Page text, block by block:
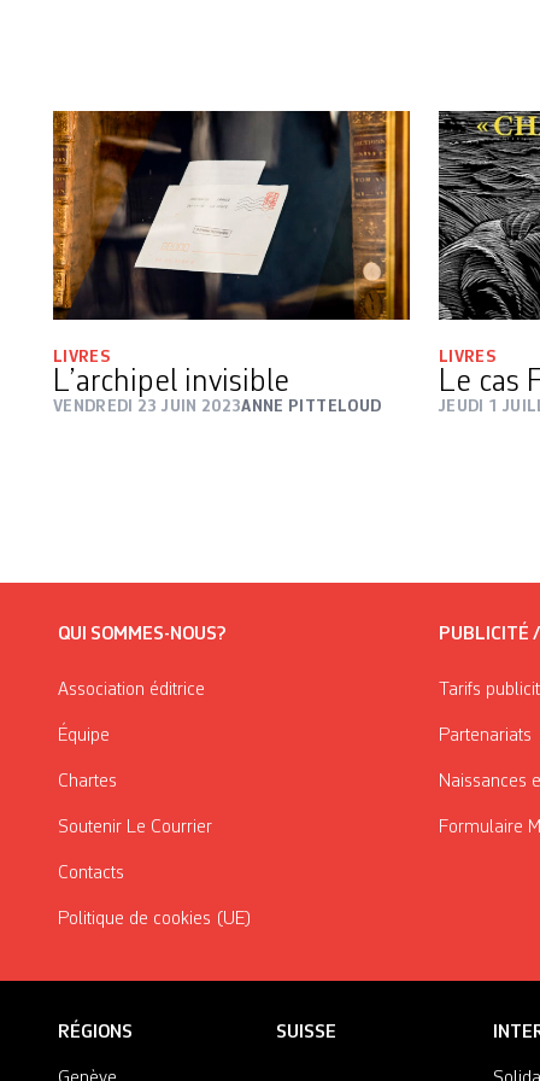
LIVRES
L’archipel invisible
VENDREDI 23 JUIN 2023ANNE PITTELOUD
LIVRES
Le cas
JEUDI 1
QUI SOMMES-NOUS?
Association éditrice
Équipe
Chartes
Soutenir Le Courrier
Contacts
Politique de cookies (UE)
PUBLICITÉ
Tarifs
Partenariats
Naissances
Formulaire
RÉGIONS SUISSE